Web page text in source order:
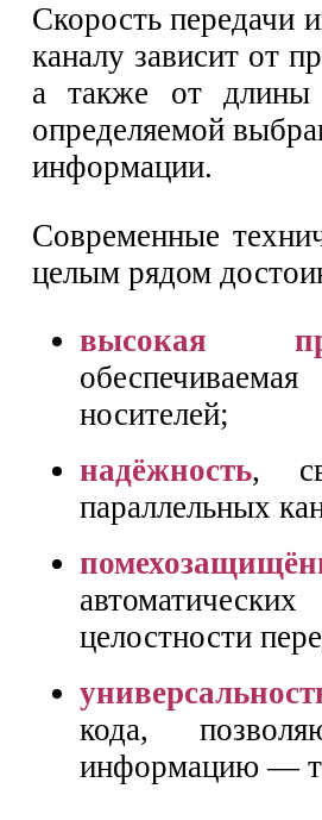
Скорость передачи
каналу зависит от
а также от длины
определяемой
информации.
Современные
целым рядом
высокая
носителей;
надёжность,
параллельных
целостности
кода,
информацию —